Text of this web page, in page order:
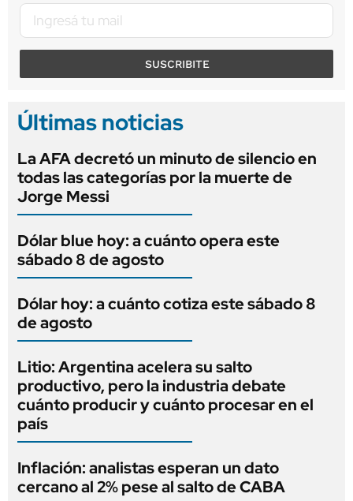
SUSCRIBITE
Últimas noticias
La AFA decretó un minuto de silencio en
todas las categorías por la muerte de
Jorge Messi
Dólar blue hoy: a cuánto opera este
sábado 8 de agosto
Dólar hoy: a cuánto cotiza este sábado 8
de agosto
Litio: Argentina acelera su salto
productivo, pero la industria debate
cuánto producir y cuánto procesar en el
país
Inflación: analistas esperan un dato
cercano al 2% pese al salto de CABA